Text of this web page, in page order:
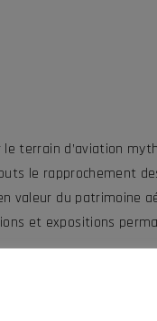
le terrain d’aviation
le rapprochement
valeur du patrimoine
et expositions